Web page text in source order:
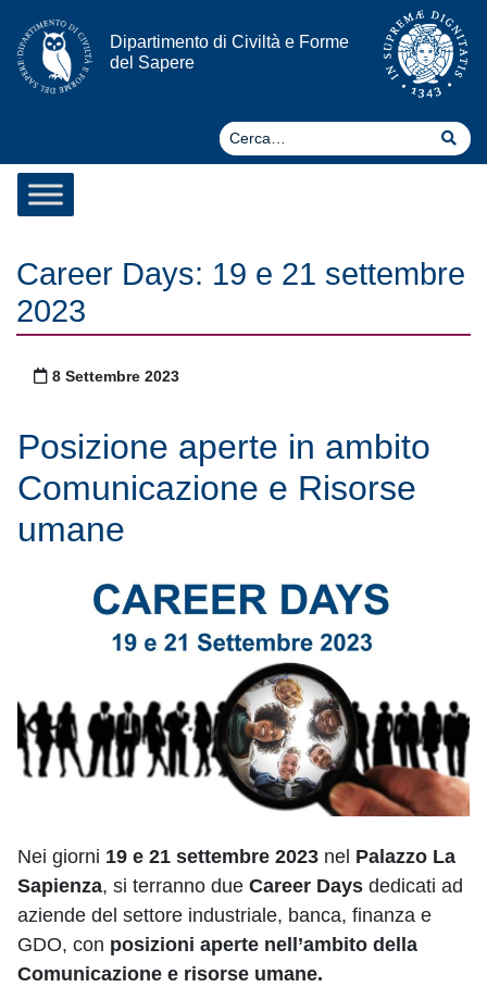
Vai al contenuto
Dipartimento di Civiltà e Forme
del Sapere
Career Days: 19 e 21 settembre
2023
Pubblicato il
8 Settembre 2023
Posizione aperte in ambito
Comunicazione e Risorse
umane
Nei giorni 19 e 21 settembre 2023 nel Palazzo La
Sapienza, si terranno due Career Days dedicati ad
aziende del settore industriale, banca, finanza e
GDO, con posizioni aperte nell’ambito della
Comunicazione e risorse umane.